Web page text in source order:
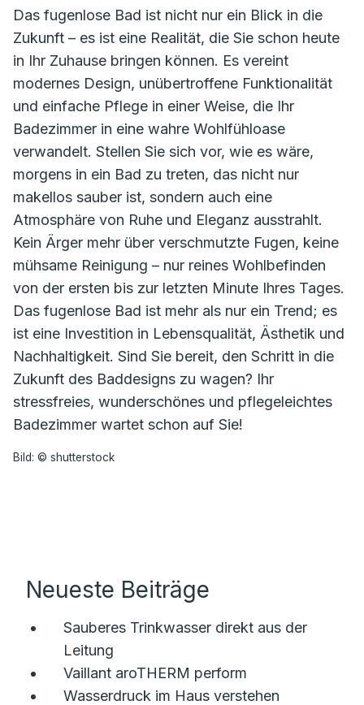
Das fugenlose Bad ist nicht nur ein Blick in die
Zukunft – es ist eine Realität, die Sie schon heute
in Ihr Zuhause bringen können. Es vereint
modernes Design, unübertroffene Funktionalität
und einfache Pflege in einer Weise, die Ihr
Badezimmer in eine wahre Wohlfühloase
verwandelt. Stellen Sie sich vor, wie es wäre,
morgens in ein Bad zu treten, das nicht nur
makellos sauber ist, sondern auch eine
Atmosphäre von Ruhe und Eleganz ausstrahlt.
Kein Ärger mehr über verschmutzte Fugen, keine
mühsame Reinigung – nur reines Wohlbefinden
von der ersten bis zur letzten Minute Ihres Tages.
Das fugenlose Bad ist mehr als nur ein Trend; es
ist eine Investition in Lebensqualität, Ästhetik und
Nachhaltigkeit. Sind Sie bereit, den Schritt in die
Zukunft des Baddesigns zu wagen? Ihr
stressfreies, wunderschönes und pflegeleichtes
Badezimmer wartet schon auf Sie!
Bild: © shutterstock
Neueste Beiträge
Sauberes Trinkwasser direkt aus der
Leitung
Vaillant aroTHERM perform
Wasserdruck im Haus verstehen